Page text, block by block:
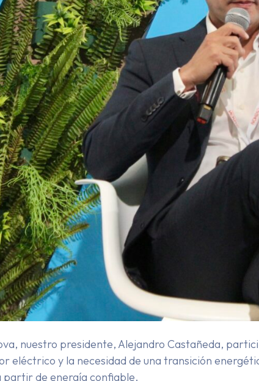
nuestro presidente, Alejandro Castañeda,
eléctrico y la necesidad de una transición
partir de energía confiable.